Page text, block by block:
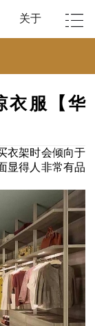
关于
衣服【华
衣架时会倾向于
显得人非常有品